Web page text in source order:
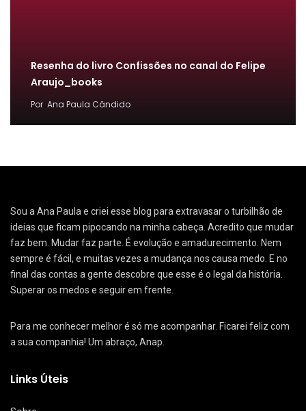
Resenha do livro Confissões no canal do Felipe
Araujo_books
Por Ana Paula Cândido
Sou a Ana Paula e criei esse blog para extravasar o turbilhão de
ideias que ficam pipocando na minha cabeça. Acredito que mudar
faz bem. Mudar faz parte. É evolução e amadurecimento. Nem
sempre é fácil, e muitas vezes a mudança nos causa medo. E no
final das contas a gente descobre que esse é o legal da história.
Superar os medos e seguir em frente.
Para me conhecer melhor é só me acompanhar. Ficarei feliz com
a sua companhia! Um abraço, Anap.
Links Úteis